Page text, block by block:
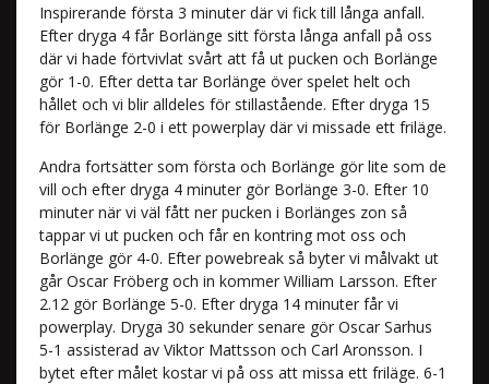
Inspirerande första 3 minuter där vi fick till långa anfall.
Efter dryga 4 får Borlänge sitt första långa anfall på oss
där vi hade förtvivlat svårt att få ut pucken och Borlänge
gör 1-0. Efter detta tar Borlänge över spelet helt och
hållet och vi blir alldeles för stillastående. Efter dryga 15
för Borlänge 2-0 i ett powerplay där vi missade ett friläge.
Andra fortsätter som första och Borlänge gör lite som de
vill och efter dryga 4 minuter gör Borlänge 3-0. Efter 10
minuter när vi väl fått ner pucken i Borlänges zon så
tappar vi ut pucken och får en kontring mot oss och
Borlänge gör 4-0. Efter powebreak så byter vi målvakt ut
går Oscar Fröberg och in kommer William Larsson. Efter
2.12 gör Borlänge 5-0. Efter dryga 14 minuter får vi
powerplay. Dryga 30 sekunder senare gör Oscar Sarhus
5-1 assisterad av Viktor Mattsson och Carl Aronsson. I
bytet efter målet kostar vi på oss att missa ett friläge. 6-1